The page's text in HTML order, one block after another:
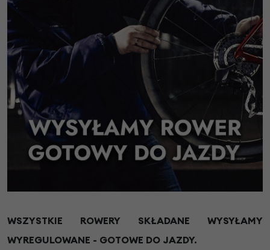
WSZYSTKIE ROWERY SKŁADANE WYSYŁAMY
WYREGULOWANE - GOTOWE DO JAZDY.